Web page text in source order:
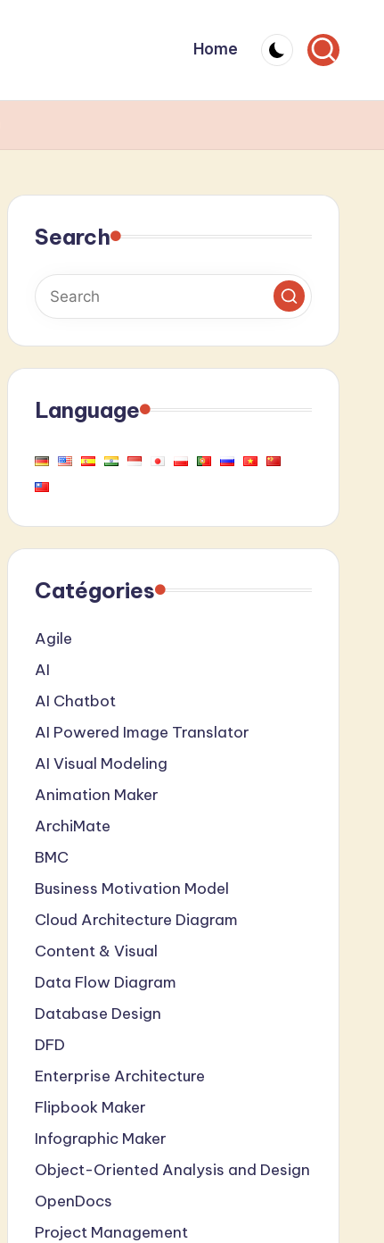
Home
Search
Language
Catégories
Agile
AI
AI Chatbot
AI Powered Image Translator
AI Visual Modeling
Animation Maker
ArchiMate
BMC
Business Motivation Model
Cloud Architecture Diagram
Content & Visual
Data Flow Diagram
Database Design
DFD
Enterprise Architecture
Flipbook Maker
Infographic Maker
Object-Oriented Analysis and Design
OpenDocs
Project Management